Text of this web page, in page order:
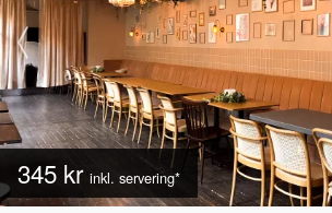
345 kr inkl. servering*